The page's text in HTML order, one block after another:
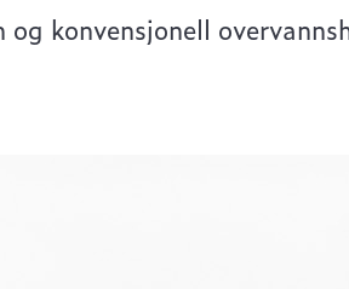
konvensjonell